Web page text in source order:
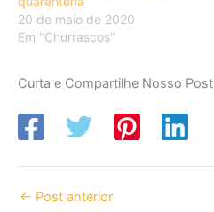
20 de maio de 2020
Em "Churrascos"
Curta e Compartilhe Nosso Post
← Post anterior